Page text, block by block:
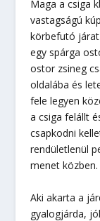
Maga a csiga
vastagságú
körbefutó
egy spárga
ostor zsineg
oldalába és
fele legyen
a csiga felállt
csapkodni
rendületlenül
menet közben.
Aki akarta a
gyalogjárda,